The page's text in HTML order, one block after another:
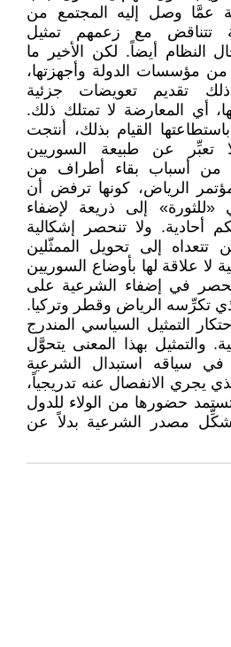
عمَّا وصل إليه المجتمع من
تتناقض مع زعمهم تمثيل
النظام أيضاً. لكن الأخير ما
مؤسسات الدولة وأجهزتها،
تقديم تعويضات جزئية
أي المعارضة لا تمتلك ذلك.
القيام بذلك، أنتجت
تعبِّر عن طبيعة السوريين
من أسباب بقاء أطراف من
الرياض، كونها ترفض أن
«للثورة» إلى ذريعة لإضفاء
أحادية. ولا تنحصر إشكالية
تتعداه إلى تحويل الممثّلين
لا علاقة لها بأوضاع السوريين
ينحصر في إضفاء الشرعية على
تكرِّسه الرياض وقطر وتركيا.
التمثيل السياسي المندرج
والتمثيل بهذا المعنى يتحوَّل
سياقه استبدال الشرعية
يجري الانفصال عنه تدريجياً،
حضورها من الولاء للدول
مصدر الشرعية بدلاً عن